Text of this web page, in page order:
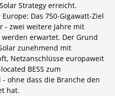
Strategy erreicht.
Das 750-Gigawatt-Ziel
- zwei weitere Jahre mit
erwartet. Der Grund
zunehmend mit
Netzanschlüsse europaweit
BESS zum
ohne dass die Branche den
hat.